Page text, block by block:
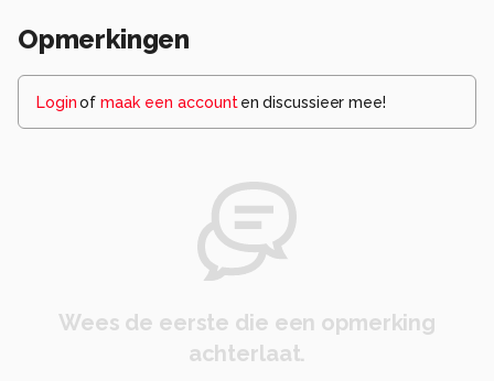
Opmerkingen
Loginof maak een account en discussieer mee!
Wees de eerste die een opmerking
achterlaat.